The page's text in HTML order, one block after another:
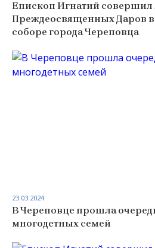
Епископ Игнатий
Преждеосвященных Даров
соборе города Череповца
В Череповце прошла
многодетных семей
23.03.2024